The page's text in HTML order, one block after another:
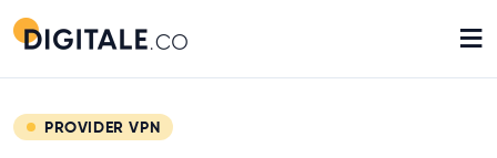
≡
PROVIDER VPN